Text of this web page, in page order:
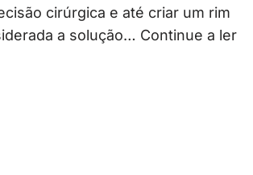
cirúrgica e até criar um rim
a solução… Continue a ler